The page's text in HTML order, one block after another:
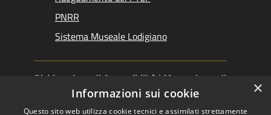
PNRR
Sistema Museale Lodigiano
Dichiarazione di Accessibilità | Meccanismo di
Feedback|Obiettivi accessibilità ×
Informazioni sui cookie
Questo sito web utilizza cookie tecnici e assimilati strettamente